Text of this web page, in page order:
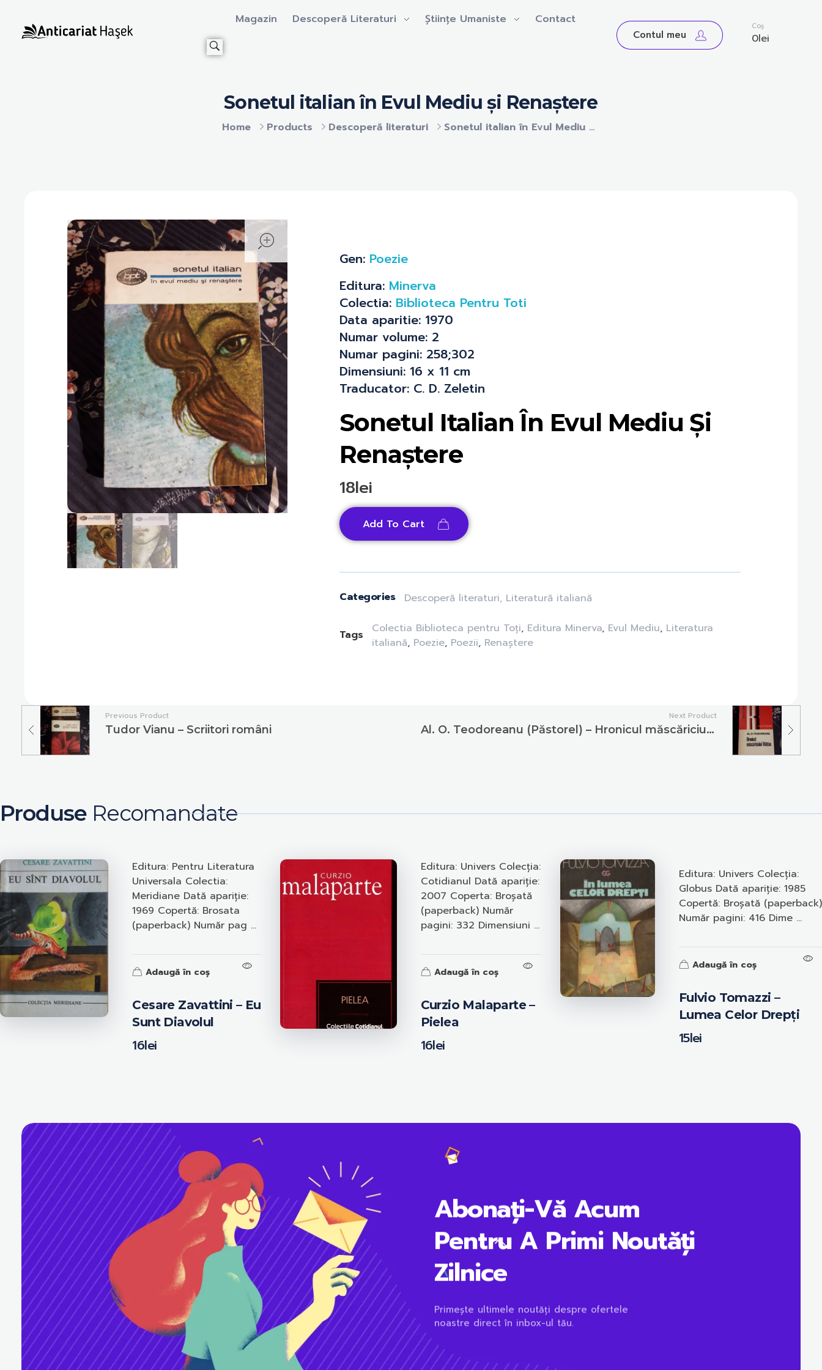
Magazin Descoperă Literaturi Științe Umaniste Contact
Contul meu
Coș
0lei
Home Products Descoperă literaturi Sonetul italian în Evul Mediu ...
Sonetul italian în Evul Mediu și Renaștere
Sonetul Italian În Evul Mediu Și
Renaștere
18lei
Gen: Poezie
Editura: Minerva
Colectia: Biblioteca Pentru Toti
Data aparitie: 1970
Numar volume: 2
Numar pagini: 258;302
Dimensiuni: 16 x 11 cm
Traducator: C. D. Zeletin
Add To Cart
Categories Descoperă literaturi, Literatură italiană
Tags Colectia Biblioteca pentru Toți, Editura Minerva, Evul Mediu, Literatura
italiană, Poezie, Poezii, Renaștere
Previous Product
Tudor Vianu – Scriitori români
Next Product
Al. O. Teodoreanu (Păstorel) – Hronicul măscăriciului Vălătuc
ProduseRecomandate
Cesare Zavattini – Eu
Sunt Diavolul
16lei
Editura: Pentru Literatura
Universala Colectia:
Meridiane Dată apariție:
1969 Copertă: Brosata
(paperback) Număr pag ...
Adaugă în coș
Curzio Malaparte –
Pielea
16lei
Editura: Univers Colecția:
Cotidianul Dată apariție:
2007 Coperta: Broșată
(paperback) Număr
pagini: 332 Dimensiuni ...
Adaugă în coș
Fulvio Tomazzi –
Lumea Celor Drepți
15lei
Editura: Univers Colecția:
Globus Dată apariție: 1985
Copertă: Broșată (paperback)
Număr pagini: 416 Dime ...
Adaugă în coș
Abonați-Vă Acum
Pentru A Primi Noutăți
Zilnice
Primește ultimele noutăți despre ofertele
noastre direct în inbox-ul tău.